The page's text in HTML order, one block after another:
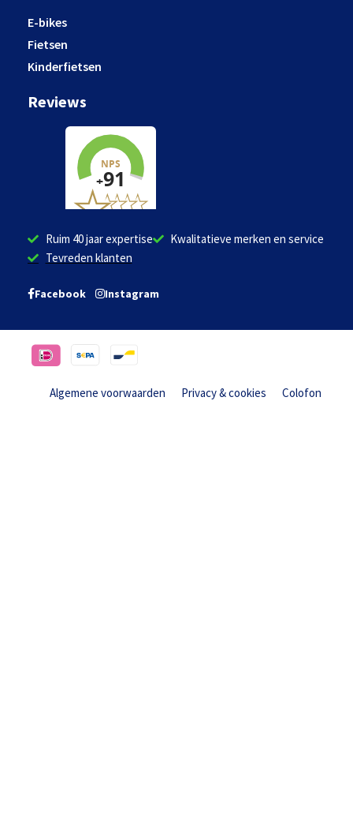
E-bikes
Fietsen
Kinderfietsen
Reviews
Ruim 40 jaar expertise
Kwalitatieve merken en service
Tevreden klanten
Facebook Instagram
Algemene voorwaarden Privacy & cookies Colofon